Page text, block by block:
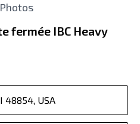
fermée IBC Heavy
48854, USA